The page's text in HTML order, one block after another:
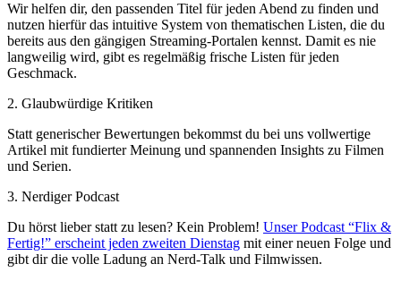
Wir helfen dir, den passenden Titel für jeden Abend zu finden und
nutzen hierfür das intuitive System von thematischen Listen, die du
bereits aus den gängigen Streaming-Portalen kennst. Damit es nie
langweilig wird, gibt es regelmäßig frische Listen für jeden
Geschmack.
2. Glaubwürdige Kritiken
Statt generischer Bewertungen bekommst du bei uns vollwertige
Artikel mit fundierter Meinung und spannenden Insights zu Filmen
und Serien.
3. Nerdiger Podcast
Du hörst lieber statt zu lesen? Kein Problem! Unser Podcast “Flix &
Fertig!” erscheint jeden zweiten Dienstag mit einer neuen Folge und
gibt dir die volle Ladung an Nerd-Talk und Filmwissen.